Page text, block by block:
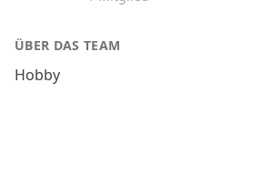
ÜBER DAS TEAM
Hobby